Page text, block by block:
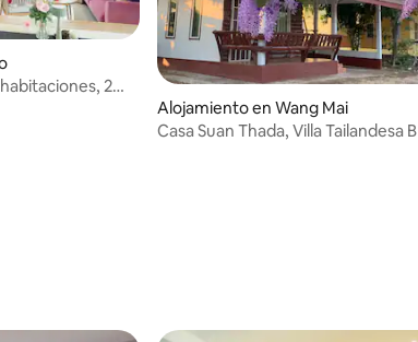
2
Alojamiento en Wang Mai
Casa Suan Thada, Villa Tailandesa B